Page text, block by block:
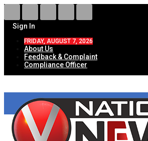
Sign In
FRIDAY, AUGUST 7, 2026
About Us
Feedback & Complaint
Compliance Officer
HOME
ताज़ा खबरें